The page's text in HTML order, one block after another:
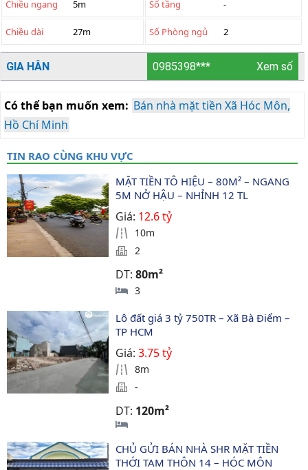
Chiều ngang 5m Số tầng -
Chiều dài 27m Số Phòng ngủ 2
GIA HÂN 0985398*** Xem số
Có thể bạn muốn xem: Bán nhà mặt tiền Xã Hóc Môn,
Hồ Chí Minh
TIN RAO CÙNG KHU VỰC
MẶT TIỀN TÔ HIỆU – 80M² – NGANG
5M NỞ HẬU – NHỈNH 12 TL
Giá: 12.6 tỷ
10m
2
DT:80m²
3
Lô đất giá 3 tỷ 750TR – Xã Bà Điểm –
TP HCM
Giá:3.75 tỷ
8m
-
DT: 120m²
CHỦ GỬI BÁN NHÀ SHR MẶT TIỀN
THỚI TAM THÔN 14 – HÓC MÔN